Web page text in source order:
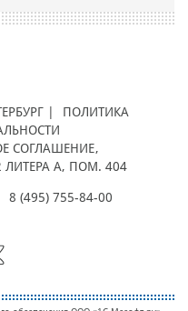
|
ПОЛИТИКА
СОГЛАШЕНИЕ,
ЛИТЕРА А, ПОМ. 404
8 (495) 755-84-00